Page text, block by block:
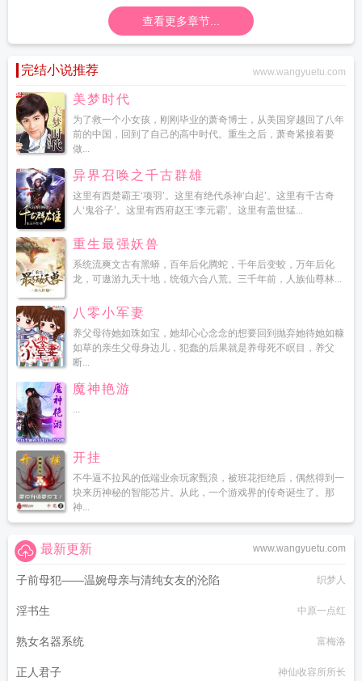
查看更多章节...
完结小说推荐 www.wangyuetu.com
美梦时代
为了救一个小女孩，刚刚毕业的萧奇博士，从美国穿越回了八年
前的中国，回到了自己的高中时代。重生之后，萧奇紧接着要
做...
异界召唤之千古群雄
这里有西楚霸王‘项羽’。这里有绝代杀神‘白起’。这里有千古奇
人‘鬼谷子’。这里有西府赵王‘李元霸’。这里有盖世猛...
重生最强妖兽
系统流爽文古有黑蟒，百年后化腾蛇，千年后变蛟，万年后化
龙，可遨游九天十地，统领六合八荒。三千年前，人族仙尊林...
八零小军妻
养父母待她如珠如宝，她却心心念念的想要回到抛弃她待她如糠
如草的亲生父母身边儿，犯蠢的后果就是养母死不瞑目，养父
断...
魔神艳游
...
开挂
不牛逼不拉风的低端业余玩家甄浪，被班花拒绝后，偶然得到一
块来历神秘的智能芯片。从此，一个游戏界的传奇诞生了。那
神...
www.wangyuetu.com
最新更新
子前母犯——温婉母亲与清纯女友的沦陷 织梦人
淫书生 中原一点红
熟女名器系统 富梅洛
正人君子 神仙收容所所长